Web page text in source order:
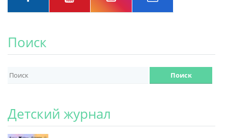
Поиск
Детский журнал